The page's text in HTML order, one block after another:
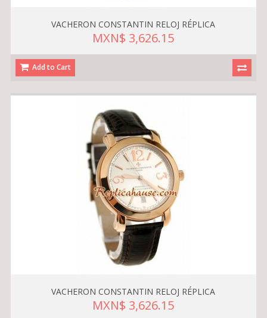
VACHERON CONSTANTIN RELOJ RÉPLICA
MXN$ 3,626.15
Add to Cart
VACHERON CONSTANTIN RELOJ RÉPLICA
MXN$ 3,626.15